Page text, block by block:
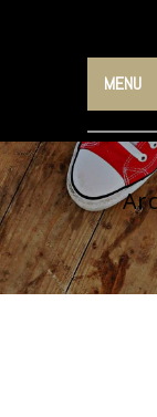
MENU